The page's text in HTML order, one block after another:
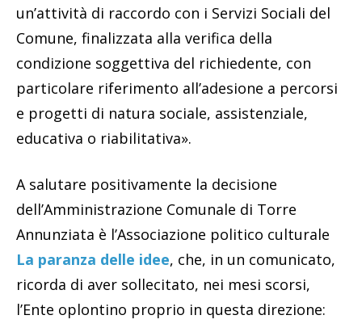
un’attività di raccordo con i Servizi Sociali del
Comune, finalizzata alla verifica della
condizione soggettiva del richiedente, con
particolare riferimento all’adesione a percorsi
e progetti di natura sociale, assistenziale,
educativa o riabilitativa».
A salutare positivamente la decisione
dell’Amministrazione Comunale di Torre
Annunziata è l’Associazione politico culturale
La paranza delle idee, che, in un comunicato,
ricorda di aver sollecitato, nei mesi scorsi,
l’Ente oplontino proprio in questa direzione: